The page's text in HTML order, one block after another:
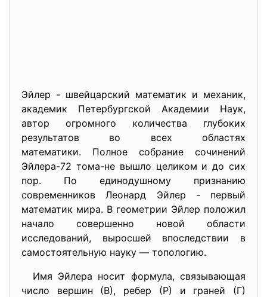
Эйлер - швейцарский математик и механик,
академик Петербургской Академии Наук,
автор огромного количества глубоких
результатов во всех областях
математики. Полное собрание сочинений
Эйлера-72 тома-не вышло целиком и до сих
пор. По единодушному признанию
современников Леонард Эйлер - первый
математик мира. В геометрии Эйлер положил
начало совершенно новой области
исследований, выросшей впоследствии в
самостоятельную науку — топологию.
Имя Эйлера носит формула, связывающая
число вершин (В), ребер (Р) и граней (Г)